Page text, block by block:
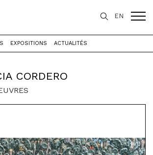
EN
Garcia Cordero
CORDERO
EXPOSITIONS ACTUALITÉS